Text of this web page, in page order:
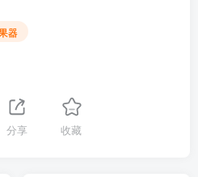
器
分享 收藏